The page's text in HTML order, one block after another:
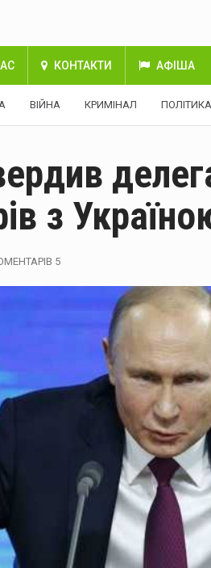
КОНТАКТИ АФІША
ВІЙНА КРИМІНАЛ ПОЛІТИКА
з
5